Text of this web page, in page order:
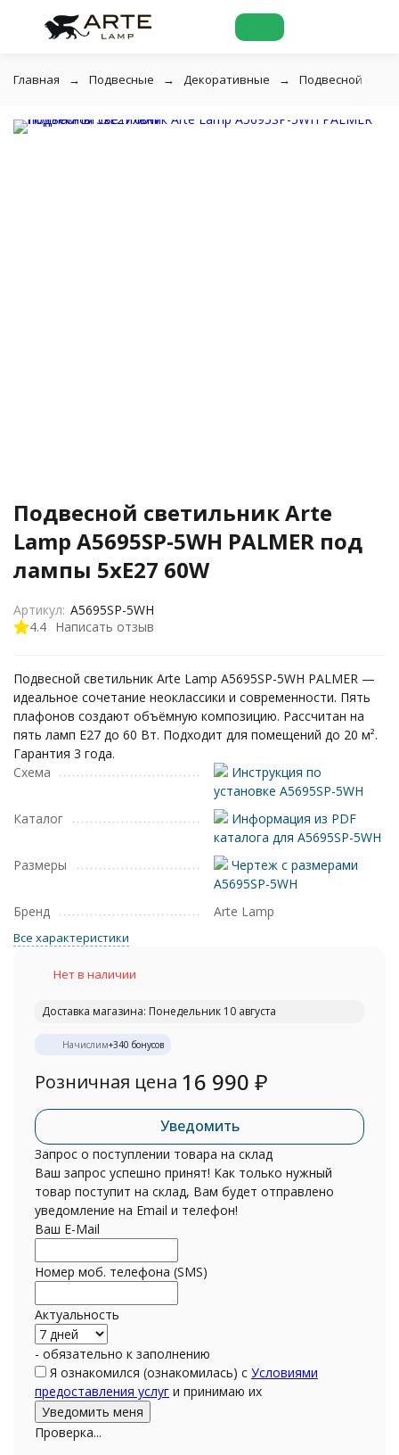
Главная Подвесные Декоративные Подвесной
Подвесной светильник Arte
Lamp A5695SP-5WH PALMER под
лампы 5xE27 60W
4.4 Написать отзыв
Артикул: A5695SP-5WH
Подвесной светильник Arte Lamp A5695SP-5WH PALMER —
идеальное сочетание неоклассики и современности. Пять
плафонов создают объёмную композицию. Рассчитан на
пять ламп E27 до 60 Вт. Подходит для помещений до 20 м².
Гарантия 3 года.
Схема
Инструкция по
установке A5695SP-5WH
Каталог
Информация из PDF
каталога для A5695SP-5WH
Размеры
Чертеж с размерами
A5695SP-5WH
Бренд
Arte Lamp
Все характеристики
Нет в наличии
Доставка магазина: Понедельник 10 августа
Начислим+340 бонусов
Розничная цена 16 990 ₽
Уведомить
Запрос о поступлении товара на склад
Ваш запрос успешно принят! Как только нужный
товар поступит на склад, Вам будет отправлено
уведомление на Email и телефон!
Ваш E-Mail
Номер моб. телефона (SMS)
Актуальность
- обязательно к заполнению
Я ознакомился (ознакомилась) с Условиями
предоставления услуг и принимаю их
Проверка...